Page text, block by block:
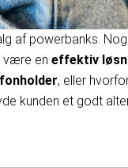
af powerbanks.
være en effektiv
, eller
kunden et godt